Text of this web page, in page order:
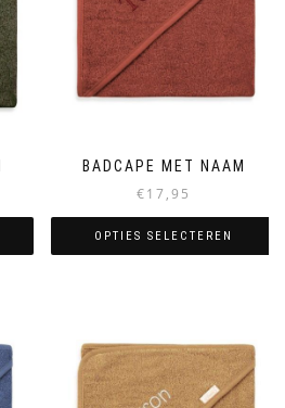
BADCAPE MET NAAM
€17,95
OPTIES SELECTEREN
meerdere
variaties.
Deze